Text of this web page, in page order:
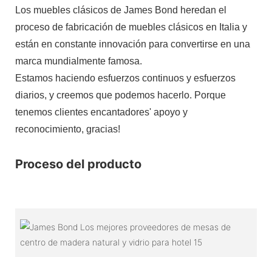
Los muebles clásicos de James Bond heredan el
proceso de fabricación de muebles clásicos en Italia y
están en constante innovación para convertirse en una
marca mundialmente famosa.
Estamos haciendo esfuerzos continuos y esfuerzos
diarios, y creemos que podemos hacerlo. Porque
tenemos clientes encantadores' apoyo y
reconocimiento, gracias!
Proceso del producto